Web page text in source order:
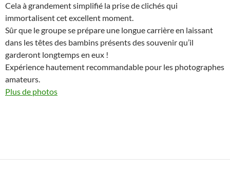
Cela à grandement simplifié la prise de clichés qui
immortalisent cet excellent moment.
Sûr que le groupe se prépare une longue carrière en laissant
dans les têtes des bambins présents des souvenir qu’il
garderont longtemps en eux !
Expérience hautement recommandable pour les photographes
amateurs.
Plus de photos